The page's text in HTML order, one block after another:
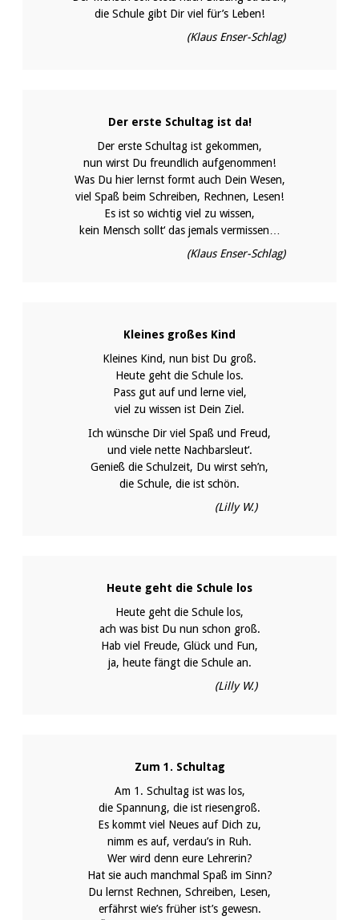
die Schule gibt Dir viel für’s Leben!
(Klaus Enser-Schlag)
Der erste Schultag ist da!
Der erste Schultag ist gekommen,
nun wirst Du freundlich aufgenommen!
Was Du hier lernst formt auch Dein Wesen,
viel Spaß beim Schreiben, Rechnen, Lesen!
Es ist so wichtig viel zu wissen,
kein Mensch sollt‘ das jemals vermissen…
(Klaus Enser-Schlag)
Kleines großes Kind
Kleines Kind, nun bist Du groß.
Heute geht die Schule los.
Pass gut auf und lerne viel,
viel zu wissen ist Dein Ziel.
Ich wünsche Dir viel Spaß und Freud,
und viele nette Nachbarsleut‘.
Genieß die Schulzeit, Du wirst seh’n,
die Schule, die ist schön.
(Lilly W.)
Heute geht die Schule los
Heute geht die Schule los,
ach was bist Du nun schon groß.
Hab viel Freude, Glück und Fun,
ja, heute fängt die Schule an.
(Lilly W.)
Zum 1. Schultag
Am 1. Schultag ist was los,
die Spannung, die ist riesengroß.
Es kommt viel Neues auf Dich zu,
nimm es auf, verdau’s in Ruh.
Wer wird denn eure Lehrerin?
Hat sie auch manchmal Spaß im Sinn?
Du lernst Rechnen, Schreiben, Lesen,
erfährst wie’s früher ist’s gewesn.